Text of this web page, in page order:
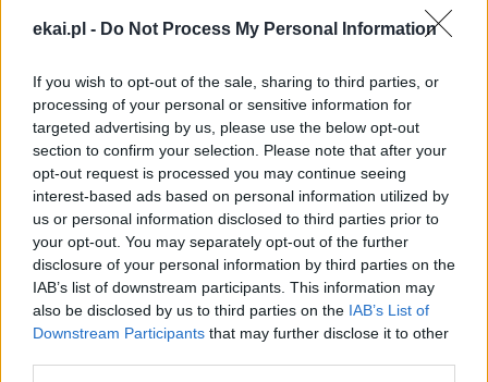
ekai.pl - Do Not Process My Personal Information
If you wish to opt-out of the sale, sharing to third parties, or
processing of your personal or sensitive information for
targeted advertising by us, please use the below opt-out
section to confirm your selection. Please note that after your
opt-out request is processed you may continue seeing
interest-based ads based on personal information utilized by
us or personal information disclosed to third parties prior to
your opt-out. You may separately opt-out of the further
disclosure of your personal information by third parties on the
IAB’s list of downstream participants. This information may
also be disclosed by us to third parties on the IAB’s List of
Downstream Participants that may further disclose it to other
Wersja do druku
Tagi: AKTYWNA PARAFIA
Najnowsze
09 sierpnia 2026 | 10:06
9 sierpnia Kościół wspomina św. Teresę Benedyktę od Krzyża –
09 sierpnia 2026 | 04:22